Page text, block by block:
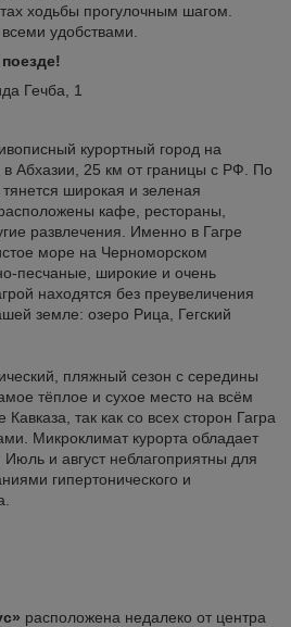
ходьбы прогулочным шагом.
удобствами.
Гечба, 1
курортный город на
Абхазии, 25 км от границы с РФ. По
широкая и зеленая
кафе, рестораны,
развлечения. Именно в Гагре
море на Черноморском
песчаные, широкие и очень
находятся без преувеличения
земле: озеро Рица, Гегский
пляжный сезон с середины
тёплое и сухое место на всём
так как со всех сторон Гагра
Микроклимат курорта обладает
и август неблагоприятны для
гипертонического и
расположена недалеко от центра